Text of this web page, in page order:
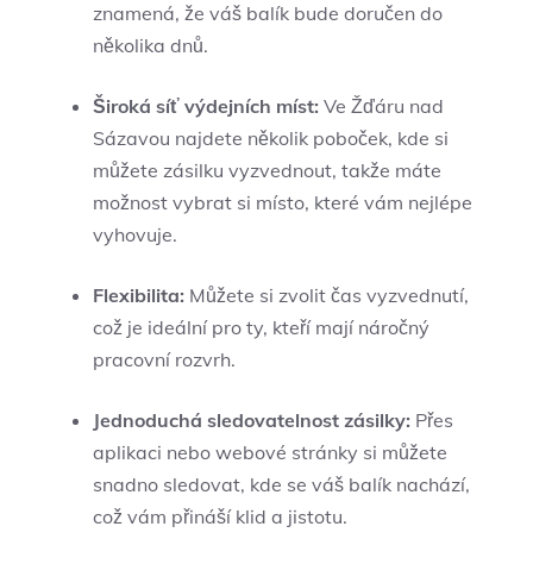
znamená, že váš balík bude doručen do
několika dnů.
Široká síť výdejních míst: Ve Žďáru nad
Sázavou najdete několik poboček, kde si
můžete zásilku vyzvednout, takže máte
možnost vybrat si místo, které vám nejlépe
vyhovuje.
Flexibilita: Můžete si zvolit čas vyzvednutí,
což je ideální pro ty, kteří mají náročný
pracovní rozvrh.
Jednoduchá sledovatelnost zásilky: Přes
aplikaci nebo webové stránky si můžete
snadno sledovat, kde se váš balík nachází,
což vám přináší klid a jistotu.